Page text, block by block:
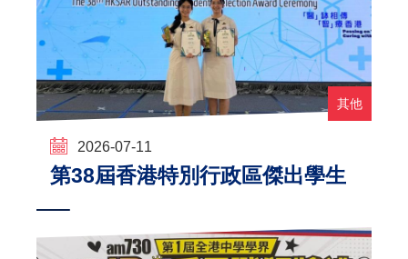
其他
2026-07-11
第38屆香港特別行政區傑出學生